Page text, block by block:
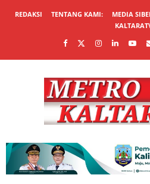
REDAKSI TENTANG KAMI: MEDIA